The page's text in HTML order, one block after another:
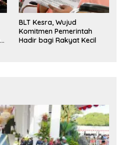
BLT Kesra, Wujud
Komitmen Pemerintah
Hadir bagi Rakyat Kecil